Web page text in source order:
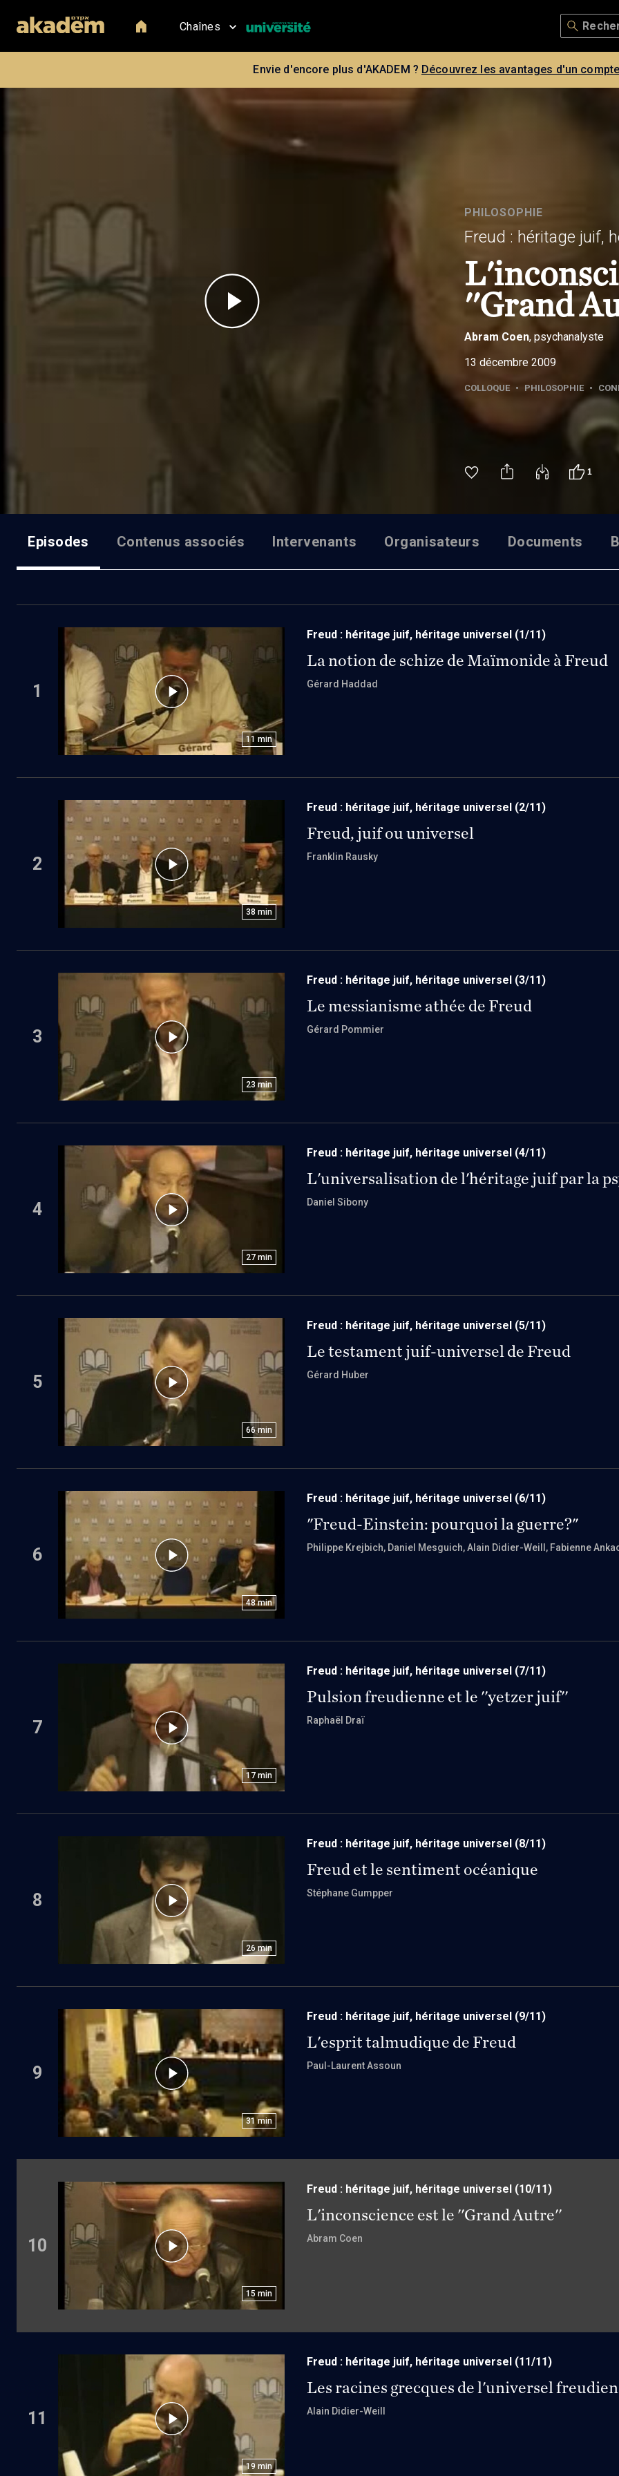
Chaînes
Envie d'encore plus d'AKADEM ? Découvrez les avantages d'un
PHILOSOPHIE
Freud : héritage juif,
''Grand
Abram Coen, psychanalyste
13 décembre 2009
COLLOQUE • PHILOSOPHIE •
1
Episodes Contenus associés Intervenants Organisateurs Documents
1
11 min
Freud : héritage juif, héritage universel (1/11)
La notion de schize de Maïmonide à Freud
Gérard Haddad
2
38 min
Freud : héritage juif, héritage universel (2/11)
Freud, juif ou universel
Franklin Rausky
3
23 min
Freud : héritage juif, héritage universel (3/11)
Le messianisme athée de Freud
Gérard Pommier
4
27 min
Freud : héritage juif, héritage universel (4/11)
L'universalisation de l'héritage juif par la
Daniel Sibony
5
66 min
Freud : héritage juif, héritage universel (5/11)
Le testament juif-universel de Freud
Gérard Huber
6
48 min
Freud : héritage juif, héritage universel (6/11)
"Freud-Einstein: pourquoi la guerre?"
Philippe Krejbich, Daniel Mesguich, Alain Didier-Weill , Fabienne
7
17 min
Freud : héritage juif, héritage universel (7/11)
Pulsion freudienne et le ''yetzer juif''
Raphaël Draï
8
26 min
Freud : héritage juif, héritage universel (8/11)
Freud et le sentiment océanique
Stéphane Gumpper
9
31 min
Freud : héritage juif, héritage universel (9/11)
L'esprit talmudique de Freud
Paul-Laurent Assoun
10
15 min
Freud : héritage juif, héritage universel (10/11)
L'inconscience est le ''Grand Autre''
Abram Coen
11
19 min
Freud : héritage juif, héritage universel (11/11)
Les racines grecques de l'universel freudien
Alain Didier-Weill